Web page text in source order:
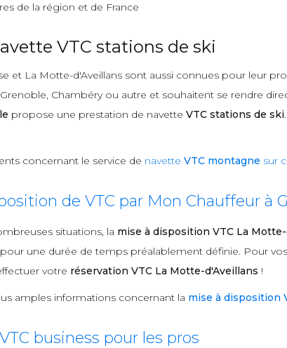
de la région et de France
VTC stations de ski
et La Motte-d'Aveillans sont aussi connues pour leur
Chambéry ou autre et souhaitent se rendre
propose une prestation de navette VTC stations de ski
concernant le service de navette VTC montagne sur
de VTC par Mon Chauffeur à
situations, la mise à disposition VTC La
une durée de temps préalablement définie. Pour
votre réservation VTC La Motte-d'Aveillans !
amples informations concernant la mise à disposition
business pour les pros